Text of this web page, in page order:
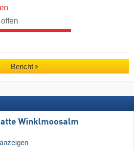
Bericht
Winklmoosalm